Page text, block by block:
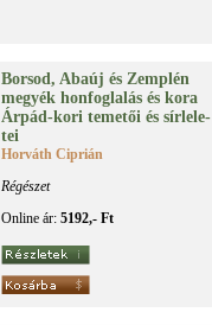
Bor­sod, Aba­új és Zemp­lén
me­gyék hon­fog­la­lás és ko­ra
Ár­pád-ko­ri te­me­tői és sír­le­le­
tei
Horváth Ciprián
Régészet
Online ár: 5192,- Ft